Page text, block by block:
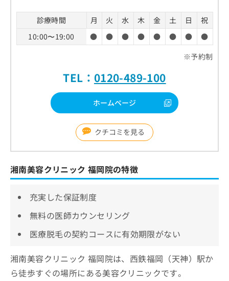
診療時間 月 火 水 木 金 土 日
祝
10:00〜19:00
● ● ● ● ● ● ●
●
※予約制
TEL： 0120-489-100
ホームページ
クチコミを見る
湘南美容クリニック 福岡院の特徴
充実した保証制度
無料の医師カウンセリング
医療脱毛の契約コースに有効期限がない
湘南美容クリニック 福岡院は、西鉄福岡（天神）駅か
ら徒歩すぐの場所にある美容クリニックです。